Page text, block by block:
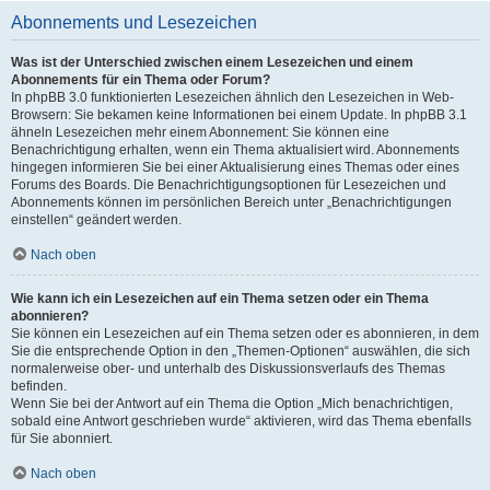
Abonnements und Lesezeichen
Was ist der Unterschied zwischen einem Lesezeichen und einem
Abonnements für ein Thema oder Forum?
In phpBB 3.0 funktionierten Lesezeichen ähnlich den Lesezeichen in Web-
Browsern: Sie bekamen keine Informationen bei einem Update. In phpBB 3.1
ähneln Lesezeichen mehr einem Abonnement: Sie können eine
Benachrichtigung erhalten, wenn ein Thema aktualisiert wird. Abonnements
hingegen informieren Sie bei einer Aktualisierung eines Themas oder eines
Forums des Boards. Die Benachrichtigungsoptionen für Lesezeichen und
Abonnements können im persönlichen Bereich unter „Benachrichtigungen
einstellen“ geändert werden.
Nach oben
Wie kann ich ein Lesezeichen auf ein Thema setzen oder ein Thema
abonnieren?
Sie können ein Lesezeichen auf ein Thema setzen oder es abonnieren, in dem
Sie die entsprechende Option in den „Themen-Optionen“ auswählen, die sich
normalerweise ober- und unterhalb des Diskussionsverlaufs des Themas
befinden.
Wenn Sie bei der Antwort auf ein Thema die Option „Mich benachrichtigen,
sobald eine Antwort geschrieben wurde“ aktivieren, wird das Thema ebenfalls
für Sie abonniert.
Nach oben